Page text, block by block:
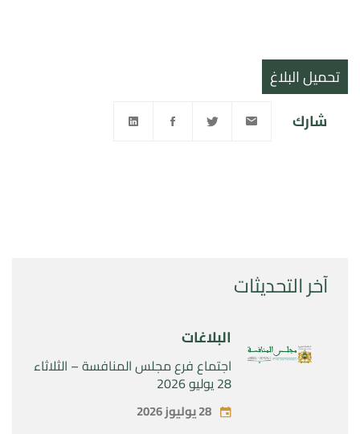
آخر التحديثات
البلاغات
اجتماع فرع مجلس المنافسة – الثلاثاء
28 يوليو 2026
28 يوليوز 2026
تحميل البلاغ
شارك